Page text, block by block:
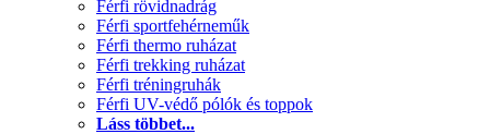
Férfi rövidnadrág
Férfi sportfehérneműk
Férfi thermo ruházat
Férfi trekking ruházat
Férfi tréningruhák
Férfi UV-védő pólók és toppok
Láss többet...